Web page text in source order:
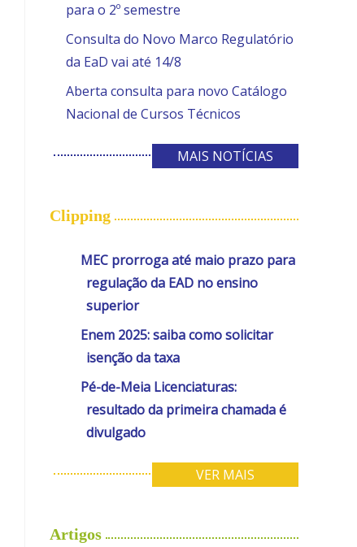
para o 2º semestre
Consulta do Novo Marco Regulatório
da EaD vai até 14/8
Aberta consulta para novo Catálogo
Nacional de Cursos Técnicos
MAIS NOTÍCIAS
Clipping
MEC prorroga até maio prazo para
regulação da EAD no ensino
superior
Enem 2025: saiba como solicitar
isenção da taxa
Pé-de-Meia Licenciaturas:
resultado da primeira chamada é
divulgado
VER MAIS
Artigos